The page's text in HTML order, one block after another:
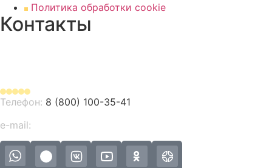
Политика обработки cookie
Контакты
Телефон: 8 (800) 100-35-41
e-mail: